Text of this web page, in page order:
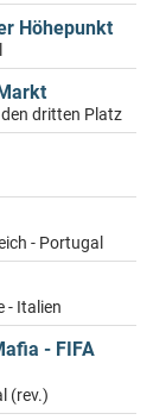
Höhepunkt
den dritten Platz
- Portugal
- Italien
- FIFA
(rev.)